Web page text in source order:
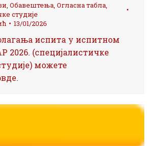
, Обавештења, Огласна табла,
студије
13/01/2026
испита у испитном
2026. (специјалистичке
можете